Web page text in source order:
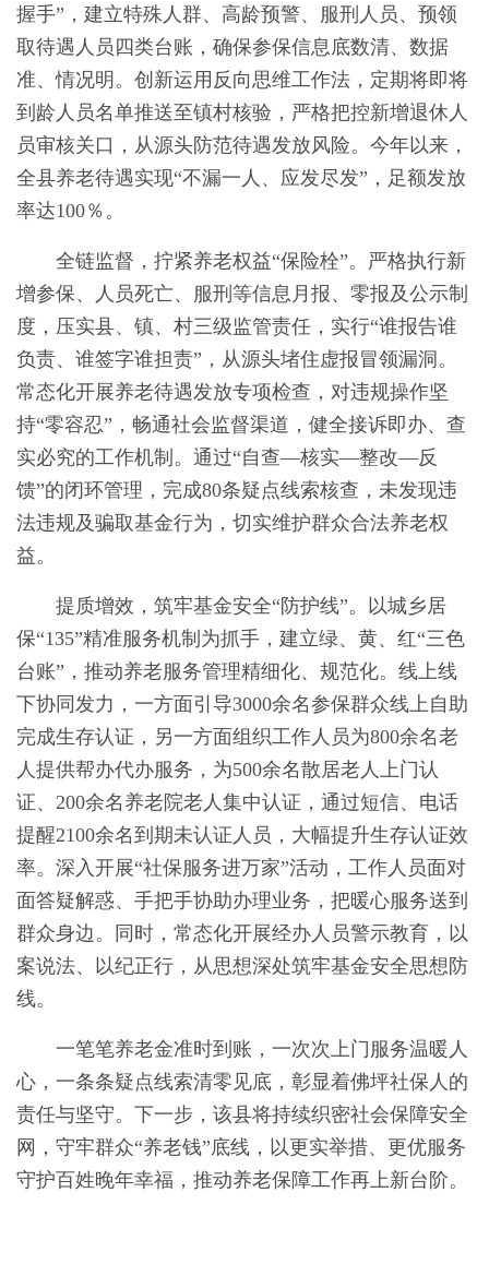
握手”，建立特殊人群、高龄预警、服刑人员、预领
取待遇人员四类台账，确保参保信息底数清、数据
准、情况明。创新运用反向思维工作法，定期将即将
到龄人员名单推送至镇村核验，严格把控新增退休人
员审核关口，从源头防范待遇发放风险。今年以来，
全县养老待遇实现“不漏一人、应发尽发”，足额发放
率达100％。
全链监督，拧紧养老权益“保险栓”。严格执行新
增参保、人员死亡、服刑等信息月报、零报及公示制
度，压实县、镇、村三级监管责任，实行“谁报告谁
负责、谁签字谁担责”，从源头堵住虚报冒领漏洞。
常态化开展养老待遇发放专项检查，对违规操作坚
持“零容忍”，畅通社会监督渠道，健全接诉即办、查
实必究的工作机制。通过“自查—核实—整改—反
馈”的闭环管理，完成80条疑点线索核查，未发现违
法违规及骗取基金行为，切实维护群众合法养老权
益。
提质增效，筑牢基金安全“防护线”。以城乡居
保“135”精准服务机制为抓手，建立绿、黄、红“三色
台账”，推动养老服务管理精细化、规范化。线上线
下协同发力，一方面引导3000余名参保群众线上自助
完成生存认证，另一方面组织工作人员为800余名老
人提供帮办代办服务，为500余名散居老人上门认
证、200余名养老院老人集中认证，通过短信、电话
提醒2100余名到期未认证人员，大幅提升生存认证效
率。深入开展“社保服务进万家”活动，工作人员面对
面答疑解惑、手把手协助办理业务，把暖心服务送到
群众身边。同时，常态化开展经办人员警示教育，以
案说法、以纪正行，从思想深处筑牢基金安全思想防
线。
一笔笔养老金准时到账，一次次上门服务温暖人
心，一条条疑点线索清零见底，彰显着佛坪社保人的
责任与坚守。下一步，该县将持续织密社会保障安全
网，守牢群众“养老钱”底线，以更实举措、更优服务
守护百姓晚年幸福，推动养老保障工作再上新台阶。